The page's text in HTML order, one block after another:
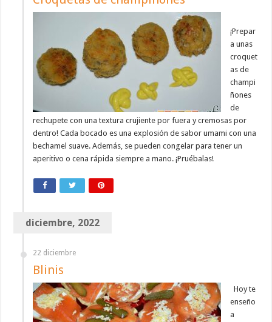
¡Prepar
a unas
croquet
as de
champi
ñones
de
rechupete con una textura crujiente por fuera y cremosas por
dentro! Cada bocado es una explosión de sabor umami con una
bechamel suave. Además, se pueden congelar para tener un
aperitivo o cena rápida siempre a mano. ¡Pruébalas!
diciembre, 2022
22 diciembre
Blinis
Hoy te
enseño
a